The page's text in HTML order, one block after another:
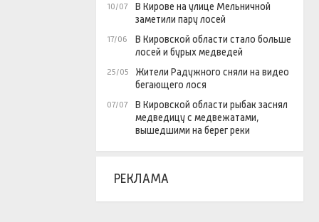
10/07
В Кирове на улице Мельничной
заметили пару лосей
17/06
В Кировской области стало больше
лосей и бурых медведей
25/05
Жители Радужного сняли на видео
бегающего лося
07/07
В Кировской области рыбак заснял
медведицу с медвежатами,
вышедшими на берег реки
РЕКЛАМА